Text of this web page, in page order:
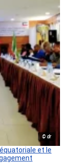
© dr
et le